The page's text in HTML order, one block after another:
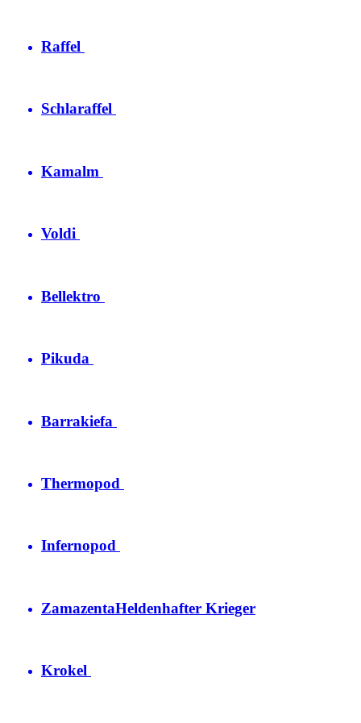
Raffel
Schlaraffel
Kamalm
Voldi
Bellektro
Pikuda
Barrakiefa
Thermopod
Infernopod
ZamazentaHeldenhafter Krieger
Krokel